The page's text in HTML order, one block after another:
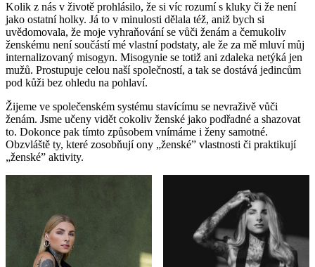
Kolik z nás v životě prohlásilo, že si víc rozumí s kluky či že není
jako ostatní holky. Já to v minulosti dělala též, aniž bych si
uvědomovala, že moje vyhraňování se vůči ženám a čemukoliv
ženskému není součástí mé vlastní podstaty, ale že za mě mluví můj
internalizovaný misogyn. Misogynie se totiž ani zdaleka netýká jen
mužů. Prostupuje celou naší společností, a tak se dostává jedincům
pod kůži bez ohledu na pohlaví.
Žijeme ve společenském systému stavícímu se nevraživě vůči
ženám. Jsme učeny vidět cokoliv ženské jako podřadné a shazovat
to. Dokonce pak tímto způsobem vnímáme i ženy samotné.
Obzvláště ty, které zosobňují ony „ženské” vlastnosti či praktikují
„ženské” aktivity.